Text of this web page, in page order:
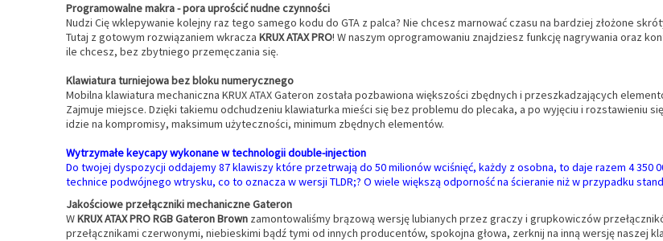
Programowalne makra - pora uprościć nudne czynności
Nudzi Cię wklepywanie kolejny raz tego samego kodu do GTA z palca? Nie chcesz marnować czasu na bardziej złożone
Tutaj z gotowym rozwiązaniem wkracza KRUX ATAX PRO! W naszym oprogramowaniu znajdziesz funkcję nagrywania oraz
ile chcesz, bez zbytniego przemęczania się.
Klawiatura turniejowa bez bloku numerycznego
Mobilna klawiatura mechaniczna KRUX ATAX Gateron została pozbawiona większości zbędnych i przeszkadzających
Zajmuje miejsce. Dzięki takiemu odchudzeniu klawiaturka mieści się bez problemu do plecaka, a po wyjęciu i rozstawieniu
idzie na kompromisy, maksimum użyteczności, minimum zbędnych elementów.
Wytrzymałe keycapy wykonane w technologii double-injection
Do twojej dyspozycji oddajemy 87 klawiszy które przetrwają do 50 milionów wciśnięć, każdy z osobna, to daje razem 4 350
technice podwójnego wtrysku, co to oznacza w wersji TLDR;? O wiele większą odporność na ścieranie niż w przypadku
Jakościowe przełączniki mechaniczne Gateron
WKRUX ATAX PRO RGB Gateron Brown zamontowaliśmy brązową wersję lubianych przez graczy i grupkowiczów
przełącznikami czerwonymi, niebieskimi bądź tymi od innych producentów, spokojna głowa, zerknij na inną wersję naszej